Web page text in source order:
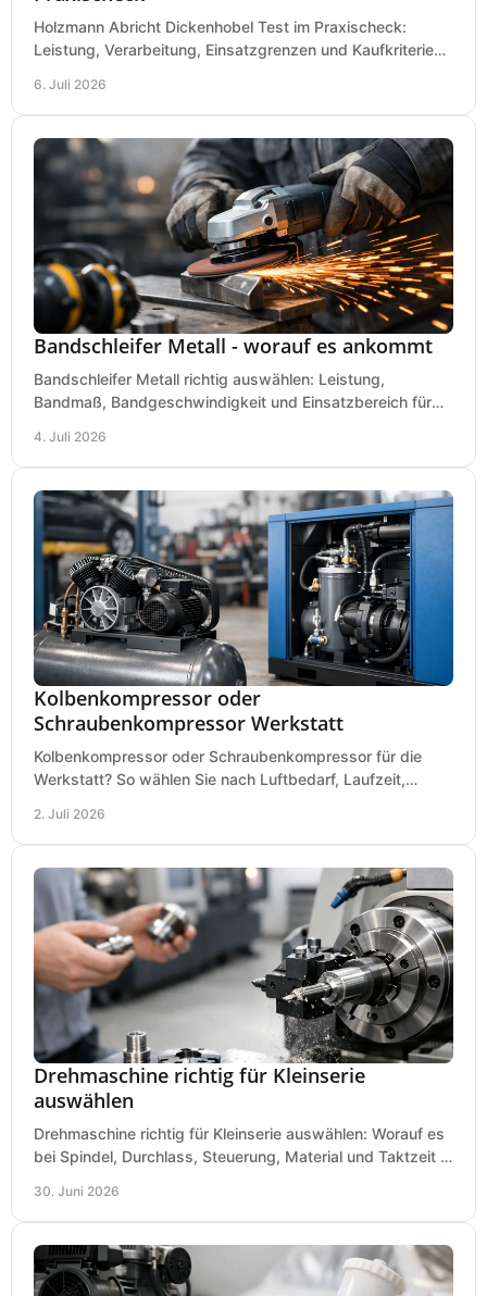
Holzmann Abricht Dickenhobel Test im Praxischeck:
Leistung, Verarbeitung, Einsatzgrenzen und Kaufkriterien
6. Juli 2026
Bandschleifer Metall - worauf es ankommt
Bandschleifer Metall richtig auswählen: Leistung,
Bandmaß, Bandgeschwindigkeit und Einsatzbereich für
4. Juli 2026
Kolbenkompressor oder
Schraubenkompressor Werkstatt
Kolbenkompressor oder Schraubenkompressor für die
Werkstatt? So wählen Sie nach Luftbedarf, Laufzeit,
2. Juli 2026
Drehmaschine richtig für Kleinserie
auswählen
Drehmaschine richtig für Kleinserie auswählen: Worauf es
bei Spindel, Durchlass, Steuerung, Material und Taktzeit in
30. Juni 2026